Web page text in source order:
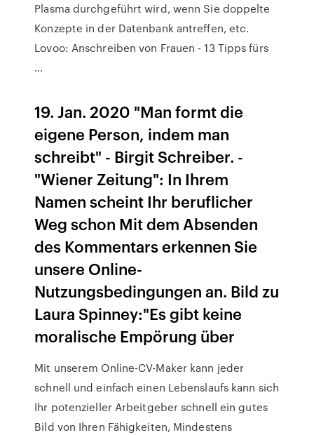
Plasma durchgeführt wird, wenn Sie doppelte
Konzepte in der Datenbank antreffen, etc.
Lovoo: Anschreiben von Frauen - 13 Tipps fürs
…
19. Jan. 2020 "Man formt die
eigene Person, indem man
schreibt" - Birgit Schreiber. -
"Wiener Zeitung": In Ihrem
Namen scheint Ihr beruflicher
Weg schon Mit dem Absenden
des Kommentars erkennen Sie
unsere Online-
Nutzungsbedingungen an. Bild zu
Laura Spinney:"Es gibt keine
moralische Empörung über
Mit unserem Online-CV-Maker kann jeder
schnell und einfach einen Lebenslaufs kann sich
Ihr potenzieller Arbeitgeber schnell ein gutes
Bild von Ihren Fähigkeiten, Mindestens